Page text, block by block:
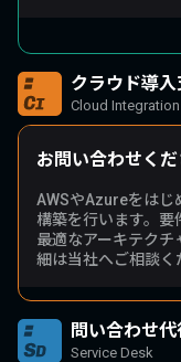
クラウド導入
Cloud Integration
お問い合わせくだ
AWSやAzureをはじ
構築を行います。要
最適なアーキテク
細は当社へご相談く
問い合わせ代
Service Desk